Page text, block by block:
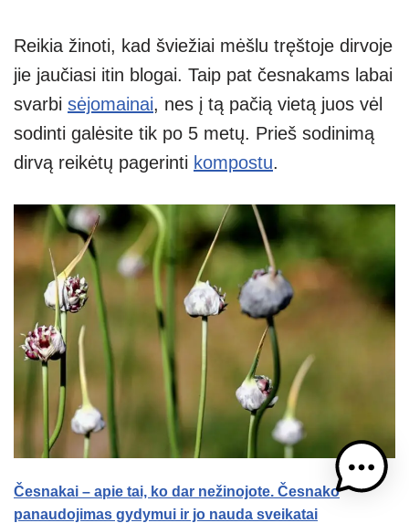
Reikia žinoti, kad šviežiai mėšlu tręštoje dirvoje
jie jaučiasi itin blogai. Taip pat česnakams labai
svarbi sėjomainai, nes į tą pačią vietą juos vėl
sodinti galėsite tik po 5 metų. Prieš sodinimą
dirvą reikėtų pagerinti kompostu.
Česnakai – apie tai, ko dar nežinojote. Česnako
panaudojimas gydymui ir jo nauda sveikatai